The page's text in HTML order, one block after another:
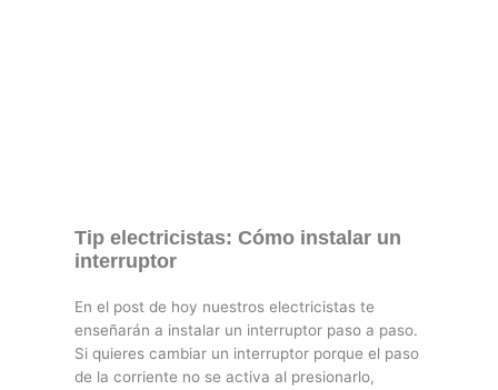
Tip electricistas: Cómo instalar un
interruptor
En el post de hoy nuestros electricistas te
enseñarán a instalar un interruptor paso a paso.
Si quieres cambiar un interruptor porque el paso
de la corriente no se activa al presionarlo,